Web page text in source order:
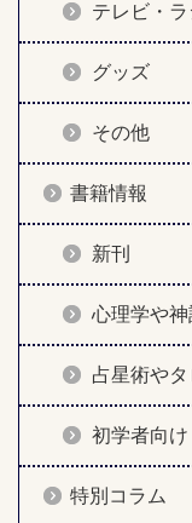
テレビ・
グッズ
その他
書籍情報
新刊
心理学や神
占星術やタ
初学者向け
特別コラム